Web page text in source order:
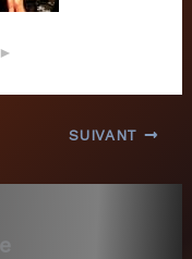
►
SUIVANT